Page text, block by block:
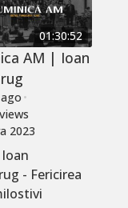
01:30:52
AM | Ioan
•
views
2023
- Fericirea